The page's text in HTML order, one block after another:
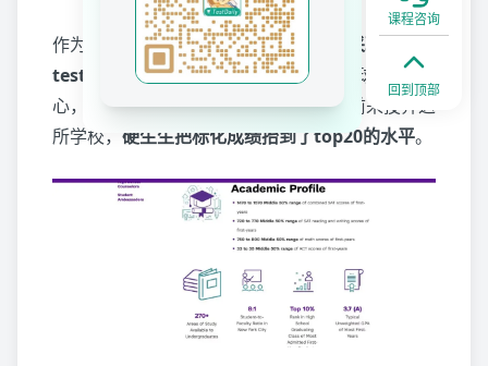
作为中国学生的“大众情校”，NYU一直采取的都是
test-optional的政策。可是因为地处全球金融中
心，背靠华尔街，所以吸引了各路好汉前来投奔这
所学校， 硬生生把标化成绩抬到了top20的水平。
课程咨询
回到顶部